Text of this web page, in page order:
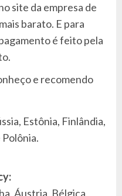
site da empresa de
barato. E para
é feito pela
e recomendo
Estônia, Finlândia,
Áustria, Bélgica,